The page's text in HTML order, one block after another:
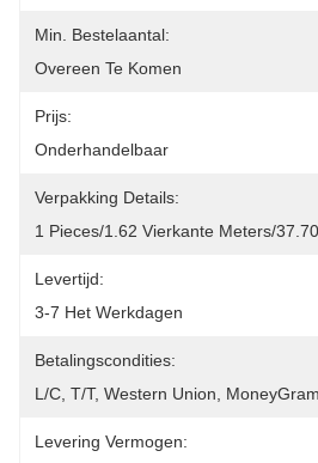
Min. Bestelaantal:
Overeen Te Komen
Prijs:
Onderhandelbaar
Verpakking Details:
1 Pieces/1.62 Vierkante Meters/
Levertijd:
3-7 Het Werkdagen
Betalingscondities:
L/C, T/T, Western Union, MoneyGram
Levering Vermogen: